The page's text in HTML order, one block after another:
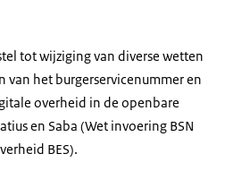
tot wijziging van diverse wetten
van het burgerservicenummer en
overheid in de openbare
en Saba (Wet invoering BSN
BES).